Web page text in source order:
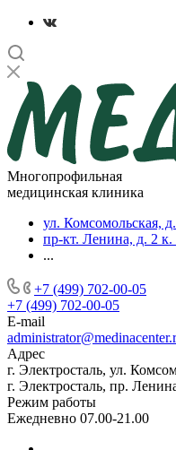
Многопрофильная
медицинская клиника
ул. Комсомольская,
пр-кт. Ленина, д. 2 к.
...
+7 (499) 702-00-05
+7 (499) 702-00-05
E-mail
Адрес
г. Электросталь, ул.
г. Электросталь, пр.
Режим работы
Ежедневно 07.00-21.00